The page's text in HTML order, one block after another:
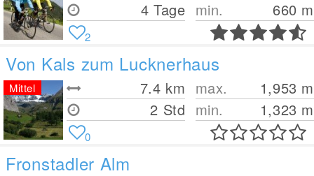
4 Tage min.
660 m
2
Von Kals zum Lucknerhaus
7.4 km
2 Std
max. 1,953 m
min.
1,323 m
Mittel
0
Fronstadler Alm